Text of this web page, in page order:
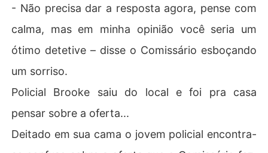
- Não precisa dar a resposta agora, pense com
calma, mas em minha opinião você seria um
ótimo detetive – disse o Comissário esboçando
um sorriso.
Policial Brooke saiu do local e foi pra casa
pensar sobre a oferta...
Deitado em sua cama o jovem policial encontra-